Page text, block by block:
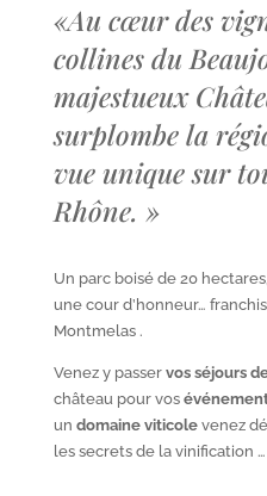
«Au cœur des
collines du
majestueux
surplombe la
vue unique sur
Rhône. »
Un parc boisé de 20
une cour d’honneur…
Montmelas .
Venez y passer vos séjours
château pour vos
un domaine viticolevenez
les secrets de la vinification …